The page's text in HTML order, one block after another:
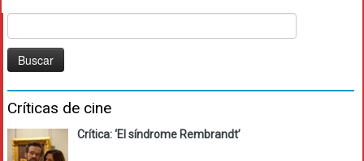
Críticas de cine
Crítica: ‘El síndrome Rembrandt’